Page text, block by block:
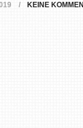
KEINE